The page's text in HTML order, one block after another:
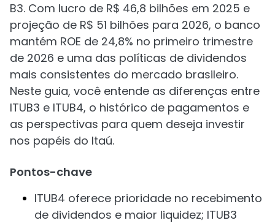
B3. Com lucro de R$ 46,8 bilhões em 2025 e
projeção de R$ 51 bilhões para 2026, o banco
mantém ROE de 24,8% no primeiro trimestre
de 2026 e uma das políticas de dividendos
mais consistentes do mercado brasileiro.
Neste guia, você entende as diferenças entre
ITUB3 e ITUB4, o histórico de pagamentos e
as perspectivas para quem deseja investir
nos papéis do Itaú.
Pontos-chave
ITUB4 oferece prioridade no recebimento
de dividendos e maior liquidez; ITUB3